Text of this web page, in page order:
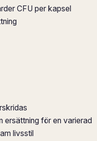
CFU per kapsel
ersättning för en varierad
livsstil